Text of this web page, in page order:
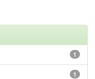
1
1